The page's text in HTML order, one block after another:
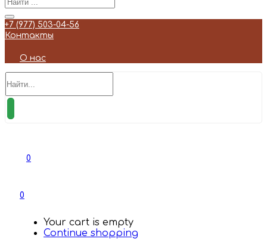
+7 (977) 503-04-56
Контакты
О нас
0
0
Your cart is empty
Continue shopping